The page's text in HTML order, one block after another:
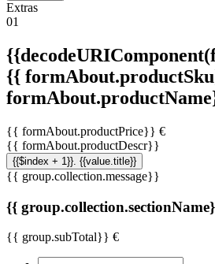
Extras
01
{{
{{ formAbout.productPrice}} €
{{ formAbout.productDescr}}
{{$index + 1}}. {{value.title}}
{{ group.collection.message}}
{{
{{ group.subTotal}} €